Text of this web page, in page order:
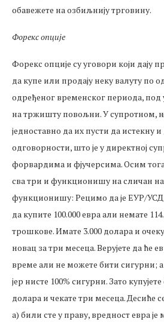
обавежете на озбиљнију трговину.
Форекс опције
Форекс опције су уговори који дају
да купе или продају неку валуту по
одређеног временског периода, под
на тржишту повољни. У супротном,
једноставно да их пусти да истекну
одговорности, што је у директној
форвардима и фјучерсима. Осим
сва три и функционишу на сличан
функционишу: Рецимо да је ЕУР/УСД
да купите 100.000 евра али немате
трошкове. Имате 3.000 долара и
новац за три месеца. Верујете да ће
време али не можете бити сигурни; а
јер нисте 100% сигурни. Зато
долара и чекате три месеца. Десиће
а) били сте у праву, вредност евра је